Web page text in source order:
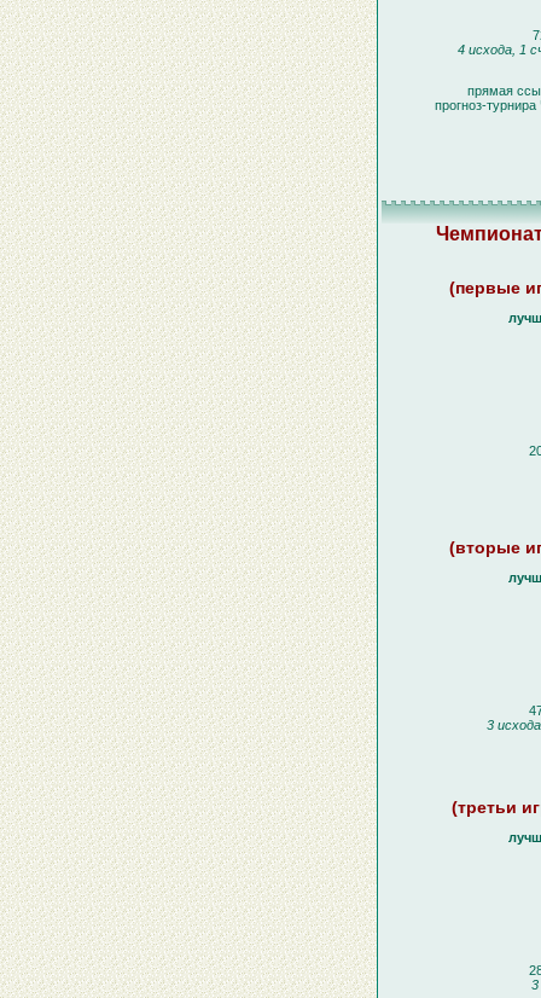
4 исхода, 1
прямая
прогноз-
(первые
(вторые
3
(третьи
3